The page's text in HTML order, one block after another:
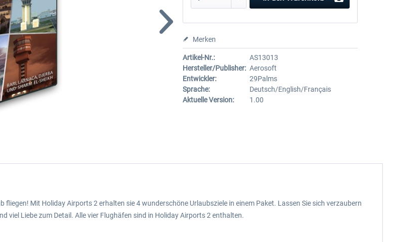
Merken
Artikel-Nr.:
AS13013
Hersteller/Publisher: Aerosoft
Entwickler:
29Palms
Sprache:
Deutsch/English/Français
Aktuelle Version:
1.00
fliegen! Mit Holiday Airports 2 erhalten sie 4 wunderschöne Urlaubsziele in einem Paket. Lassen Sie sich verzaubern
viel Liebe zum Detail. Alle vier Flughäfen sind in Holiday Airports 2 enthalten.